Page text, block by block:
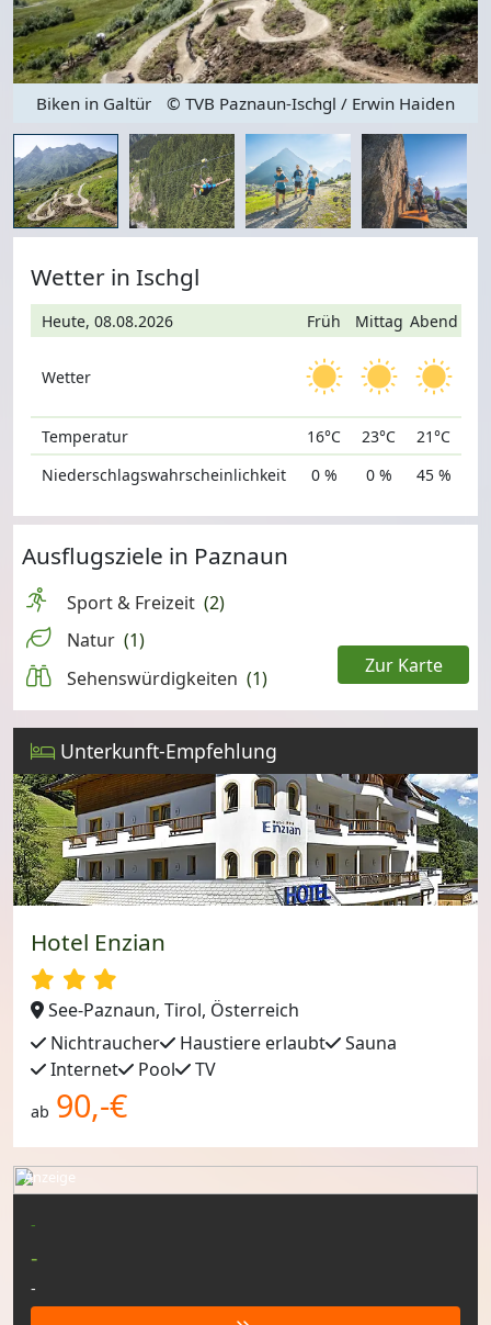
Biken in Galtür © TVB Paznaun-Ischgl / Erwin Haiden
Wetter in Ischgl
Heute, 08.08.2026
Wetter
Temperatur
Niederschlagswahrscheinlichkeit
Früh
16°C
0 %
Mittag
23°C
0 %
Abend
21°C
45 %
Ausflugsziele in Paznaun
Sport & Freizeit (2)
Natur (1)
Sehenswürdigkeiten (1)
Zur Karte
Unterkunft-Empfehlung
Hotel Enzian
See-Paznaun, Tirol, Österreich
Nichtraucher
Haustiere erlaubt
Sauna
Internet
Pool TV
ab 90,-€
-
-
-
Anzeige